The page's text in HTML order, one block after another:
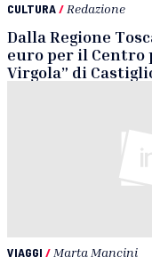
CULTURA/ Redazione
Dalla Regione
euro per il Centro
Virgola” di
VIAGGI /Marta Mancini